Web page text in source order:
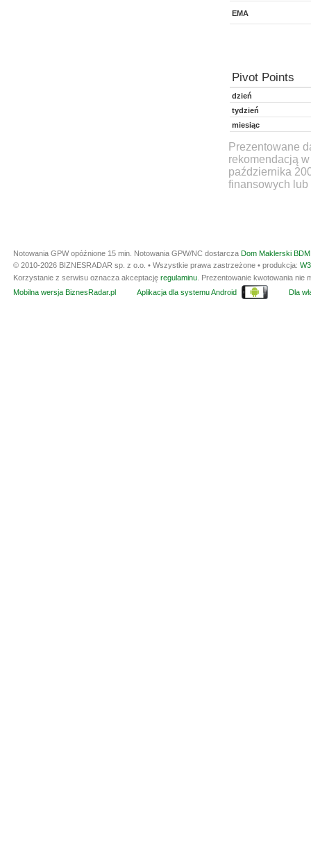
EMA
Pivot Points
dzień
tydzień
miesiąc
Prezentowane
rekomendacją
października
finansowych lub
Notowania GPW opóźnione 15 min. Notowania GPW/NC dostarcza Dom Maklerski
© 2010-2026 BIZNESRADAR sp. z o.o. • Wszystkie prawa zastrzeżone • produkcja:
Korzystanie z serwisu oznacza akceptację regulaminu . Prezentowanie kwotowania
Mobilna wersja BiznesRadar.pl
Aplikacja dla systemu Android Dla